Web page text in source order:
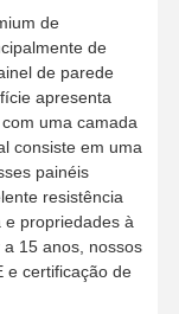
de
de
de parede
apresenta
uma camada
consiste em uma
painéis
resistência
propriedades à
15 anos, nossos
e certificação de